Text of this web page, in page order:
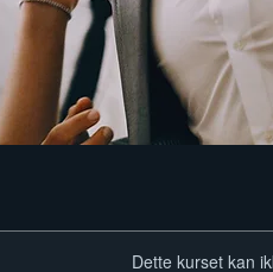
Dette kurset kan